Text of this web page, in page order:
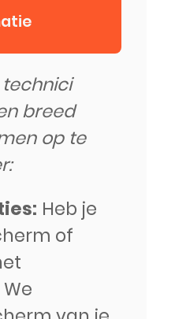
breed
op te
Heb je
of